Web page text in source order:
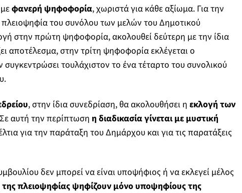
φανερή ψηφοφορία, χωριστά για κάθε αξίωμα. Για την
πλειοψηφία του συνόλου των μελών του Δημοτικού
στην πρώτη ψηφοφορία, ακολουθεί δεύτερη με την ίδια
αποτέλεσμα, στην τρίτη ψηφοφορία εκλέγεται ο
τουλάχιστον το ένα τέταρτο του συνολικού
, στην ίδια συνεδρίαση, θα ακολουθήσει η εκλογή των
αυτή την περίπτωση η διαδικασία γίνεται με μυστική
για την παράταξη του Δημάρχου και για τις παρατάξεις
δεν μπορεί να είναι υποψήφιος ή να εκλεγεί μέλος
πλειοψηφίαςψηφίζουν μόνο υποψηφίους της